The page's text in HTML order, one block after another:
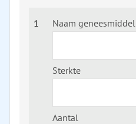
1 Naam geneesmiddel
Sterkte
Aantal